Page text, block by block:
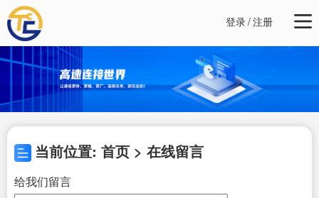
登录/注册
当前位置: 首页 > 在线留言
给我们留言